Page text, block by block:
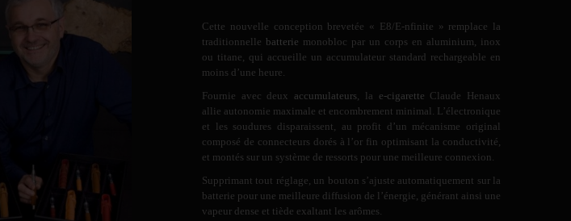
Cette nouvelle conception brevetée « E8/E-nfinite » remplace la
traditionnelle batterie monobloc par un corps en aluminium, inox
ou titane, qui accueille un accumulateur standard rechargeable en
moins d’une heure.
Fournie avec deux accumulateurs , la e-cigarette Claude Henaux
allie autonomie maximale et encombrement minimal. L’électronique
et les soudures disparaissent, au profit d’un mécanisme original
composé de connecteurs dorés à l’or fin optimisant la conductivité,
et montés sur un système de ressorts pour une meilleure connexion.
Supprimant tout réglage, un bouton s’ajuste automatiquement sur la
batterie pour une meilleure diffusion de l’énergie, générant ainsi une
vapeur dense et tiède exaltant les arômes.